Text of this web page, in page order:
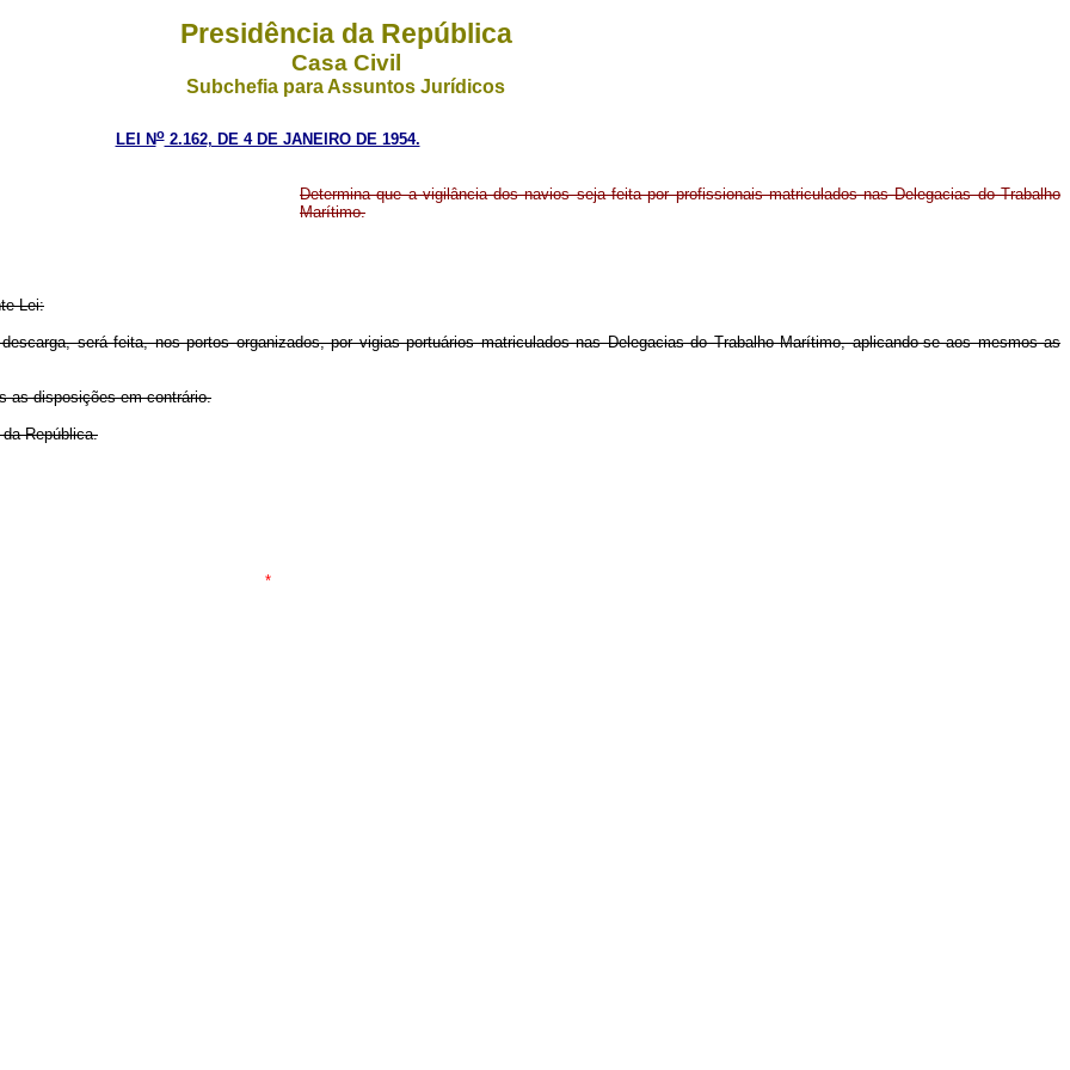
Presidência da República
Casa Civil
Subchefia para Assuntos Jurídicos
LEI No2.162, DE 4 DE JANEIRO DE 1954.
Determina que a vigilância dos navios seja feita por profissionais matriculados nas Delegacias do Trabalho
Marítimo.
Lei:
será feita, nos portos organizados, por vigias portuários matriculados nas Delegacias do Trabalho Marítimo, aplicando-se aos mesmos as
as disposições em contrário.
República.
*